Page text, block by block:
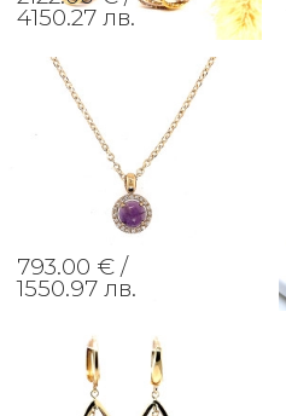
4150.27 лв.
793.00 € /
1550.97 лв.